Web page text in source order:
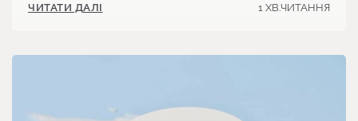
ЧИТАТИ ДАЛІ 1 ХВ.ЧИТАННЯ